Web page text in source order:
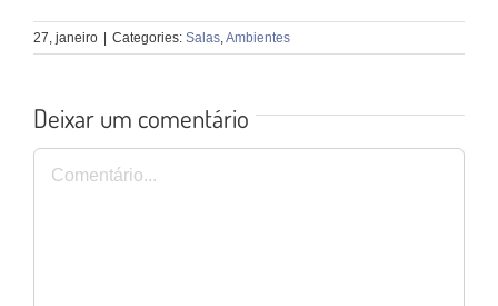
27, janeiro Categories: Salas,Ambientes
Deixar um comentário
Comentário